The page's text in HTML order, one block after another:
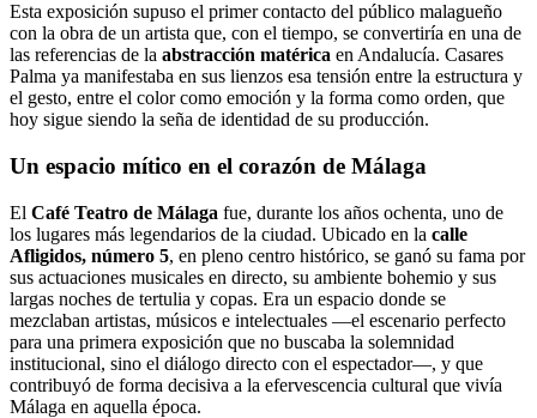
Esta exposición supuso el primer contacto del público malagueño
con la obra de un artista que, con el tiempo, se convertiría en una de
las referencias de la abstracción matérica en Andalucía. Casares
Palma ya manifestaba en sus lienzos esa tensión entre la estructura y
el gesto, entre el color como emoción y la forma como orden, que
hoy sigue siendo la seña de identidad de su producción.
Un espacio mítico en el corazón de Málaga
El Café Teatro de Málaga fue, durante los años ochenta, uno de
los lugares más legendarios de la ciudad. Ubicado en la calle
Afligidos, número 5, en pleno centro histórico, se ganó su fama por
sus actuaciones musicales en directo, su ambiente bohemio y sus
largas noches de tertulia y copas. Era un espacio donde se
mezclaban artistas, músicos e intelectuales —el escenario perfecto
para una primera exposición que no buscaba la solemnidad
institucional, sino el diálogo directo con el espectador—, y que
contribuyó de forma decisiva a la efervescencia cultural que vivía
Málaga en aquella época.